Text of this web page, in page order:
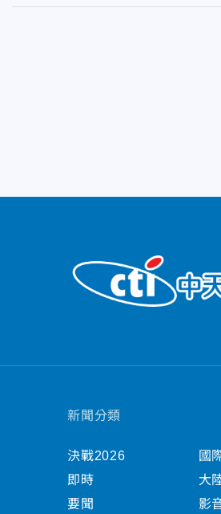
新聞分類
決戰2026
即時
要聞
國
大
影